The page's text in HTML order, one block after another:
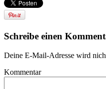
Schreibe einen
Deine E-Mail-Adresse wird
Kommentar